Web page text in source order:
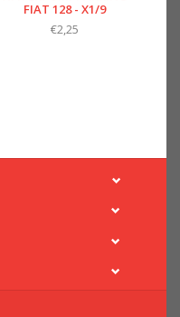
FIAT 128 - X1/9
€2,25